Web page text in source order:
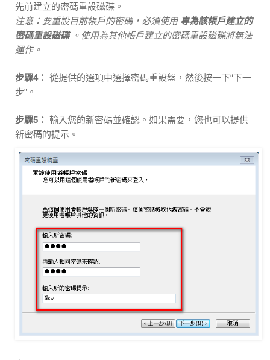
先前建立的密碼重設磁碟。
注意：要重設目前帳戶的密碼，必須使用 專為該帳戶建立的
密碼重設磁碟。使用為其他帳戶建立的密碼重設磁碟將無法
運作。
步驟4： 從提供的選項中選擇密碼重設盤，然後按一下“下一
步”。
步驟5： 輸入您的新密碼並確認。如果需要，您也可以提供
新密碼的提示。